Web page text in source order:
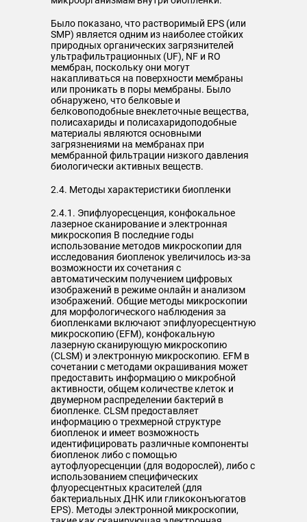
Было показано, что растворимый EPS (или
SMP) является одним из наиболее стойких
природных органических загрязнителей
ультрафильтрационных (UF), NF и RO
мембран, поскольку они могут
накапливаться на поверхности мембраны
или проникать в поры мембраны. Было
обнаружено, что белковые и
белковоподобные внеклеточные вещества,
полисахариды и полисахаридоподобные
материалы являются основными
загрязнениями на мембранах при
мембранной фильтрации низкого давления
биологически активных веществ.
2.4. Методы характеристики биопленки
2.4.1. Эпифлуоресценция, конфокальное
лазерное сканирование и электронная
микроскопия В последние годы
использование методов микроскопии для
исследования биопленок увеличилось из-за
возможности их сочетания с
автоматическим получением цифровых
изображений в режиме онлайн и анализом
изображений. Общие методы микроскопии
для морфологического наблюдения за
биопленками включают эпифлуоресцентную
микроскопию (EFM), конфокальную
лазерную сканирующую микроскопию
(CLSM) и электронную микроскопию. EFM в
сочетании с методами окрашивания может
предоставить информацию о микробной
активности, общем количестве клеток и
двумерном распределении бактерий в
биопленке. CLSM предоставляет
информацию о трехмерной структуре
биопленок и имеет возможность
идентифицировать различные компоненты
биопленок либо с помощью
аутофлуоресценции (для водорослей), либо с
использованием специфических
флуоресцентных красителей (для
бактериальных ДНК или гликоконъюгатов
EPS). Методы электронной микроскопии,